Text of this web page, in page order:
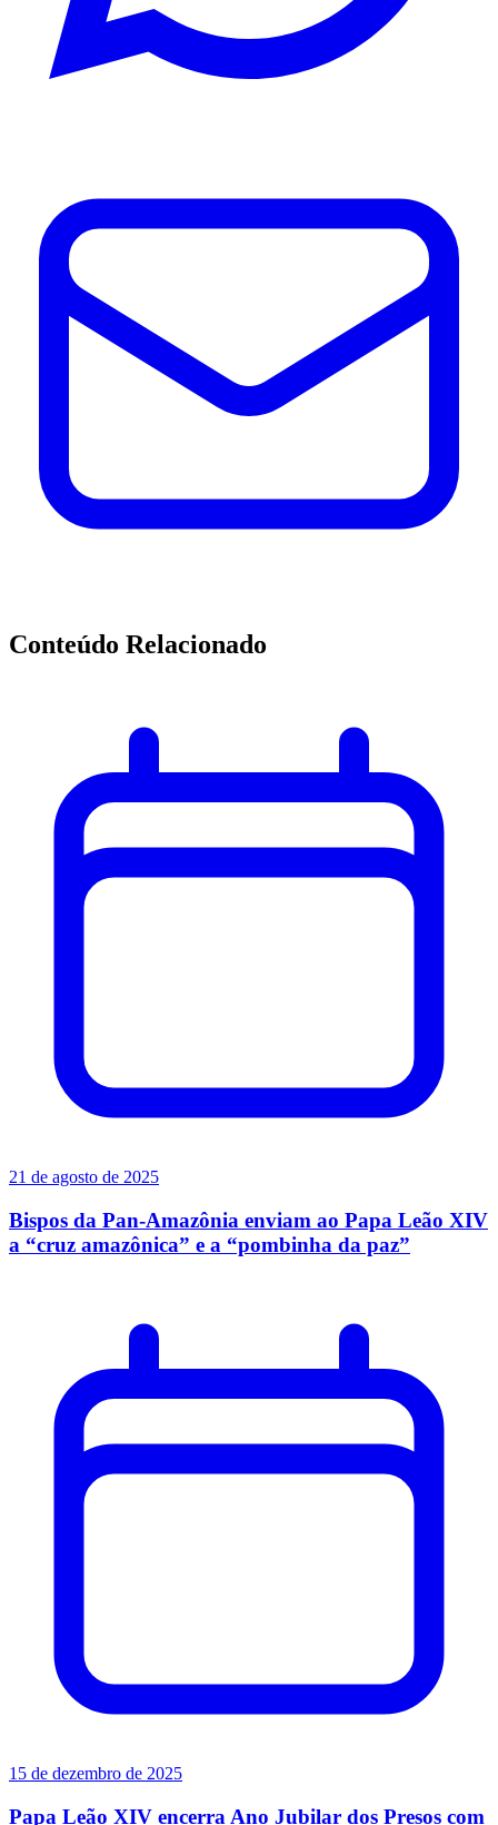
Conteúdo Relacionado
21 de agosto de 2025
Bispos da Pan-Amazônia enviam ao Papa Leão XIV
a “cruz amazônica” e a “pombinha da paz”
15 de dezembro de 2025
Papa Leão XIV encerra Ano Jubilar dos Presos com